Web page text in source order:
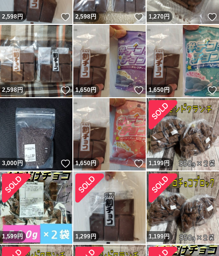
2,598円 いいね！
2,598円 いいね！
1,270円
2,598円 いいね！
1,650円 いいね！
1,650円
3,000円 いいね！
1,650円 いいね！
1,199円
1,599円 1,299円 1,199円